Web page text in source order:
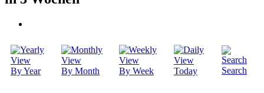
By Year By Month By Week Today Search